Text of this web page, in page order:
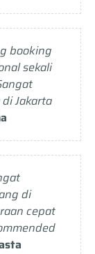
booking
sekali
Jakarta
di
cepat